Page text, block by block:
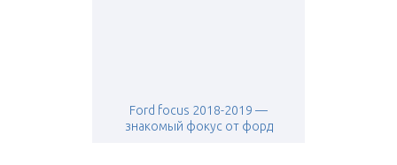
Ford focus 2018-2019 —
знакомый фокус от форд